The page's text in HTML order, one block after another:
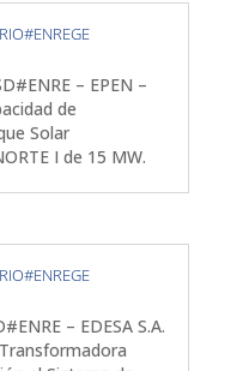
– EPEN –
de
Solar
I de 15 MW.
– EDESA S.A.